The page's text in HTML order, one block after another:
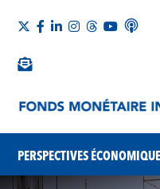
PERSPECTIVES